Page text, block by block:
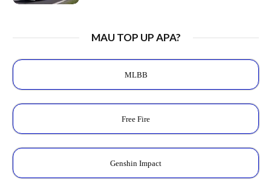
MAU TOP UP APA?
MLBB
Free Fire
Genshin Impact